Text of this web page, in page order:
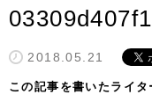
2018.05.21
この記事を書いたライタ